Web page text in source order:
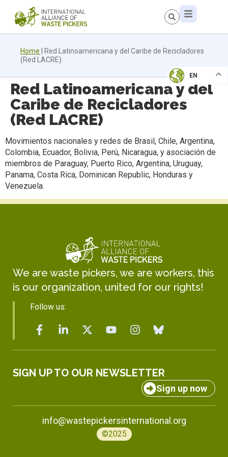
Home
Red Latinoamericana y del Caribe de Recicladores
(Red LACRE)
EN
Red Latinoamericana y del
Caribe de Recicladores
(Red LACRE)
Movimientos nacionales y redes de Brasil, Chile, Argentina,
Colombia, Ecuador, Bolivia, Perú, Nicaragua, y asociación de
miembros de Paraguay, Puerto Rico, Argentina, Uruguay,
Panama, Costa Rica, Dominican Republic, Honduras y
Venezuela.
We are waste pickers, we are workers, this
is our organization, united for our rights!
Follow us:
SIGN UP TO OUR NEWSLETTER
Sign up now
info@wastepickersinternational.org
©2025